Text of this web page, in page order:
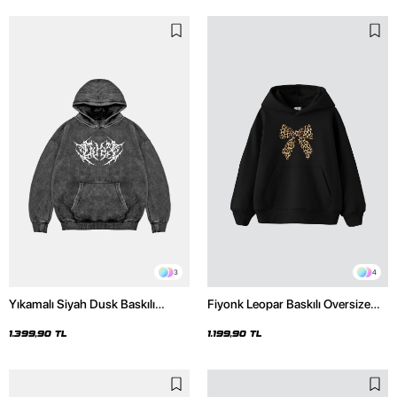
3
Yıkamalı Siyah Dusk Baskılı
1.399,90 TL
4
Fiyonk Leopar Baskılı Oversize
1.199,90 TL